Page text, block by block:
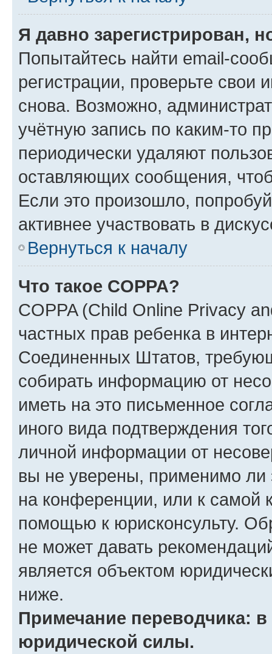
Я давно зарегистрирован,
Попытайтесь найти email-
регистрации, проверьте свои
снова. Возможно,
учётную запись по каким-то
периодически удаляют
оставляющих сообщения,
Если это произошло,
активнее участвовать в
Вернуться к началу
Что такое COPPA?
COPPA (Child Online Privacy
частных прав ребенка в
Соединенных Штатов,
собирать информацию от
иметь на это письменное
иного вида подтверждения
личной информации от
вы не уверены, применимо ли
на конференции, или к самой
помощью к юрисконсульту.
не может давать
является объектом
ниже.
Примечание переводчика:
юридической силы.